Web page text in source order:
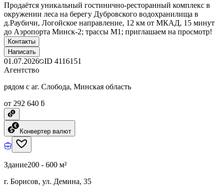
Продаётся уникальный гостинично-ресторанный комплекс в
окружении леса на берегу Дубровского водохранилища в
д.Раубичи, Логойское направление, 12 км от МКАД, 15 минут
до Аэропорта Минск-2; трассы М1; приглашаем на просмотр!
Контакты
Написать
01.07.2026 ID 4116151
Агентство
рядом с аг. Слобода, Минская область
от 292 640 ƃ
Конвертер валют
Здание200 - 600 м²
г. Борисов, ул. Демина, 35